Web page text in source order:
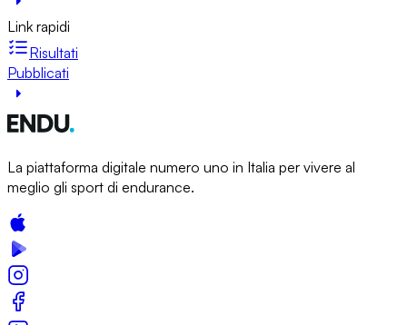
Link rapidi
Risultati
Pubblicati
La piattaforma digitale numero uno in Italia per vivere al
meglio gli sport di endurance.